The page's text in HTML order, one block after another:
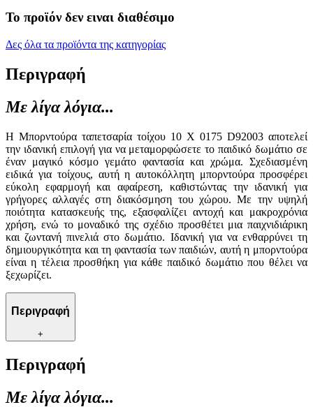
Το προϊόν δεν ειναι διαθέσιμο
Δες όλα τα προϊόντα της κατηγορίας
Περιγραφή
Με λίγα λόγια...
Η Μπορντούρα ταπετσαρία τοίχου 10 Χ 0175 D92003 αποτελεί
την ιδανική επιλογή για να μεταμορφώσετε το παιδικό δωμάτιο σε
έναν μαγικό κόσμο γεμάτο φαντασία και χρώμα. Σχεδιασμένη
ειδικά για τοίχους, αυτή η αυτοκόλλητη μπορντούρα προσφέρει
εύκολη εφαρμογή και αφαίρεση, καθιστώντας την ιδανική για
γρήγορες αλλαγές στη διακόσμηση του χώρου. Με την υψηλή
ποιότητα κατασκευής της, εξασφαλίζει αντοχή και μακροχρόνια
χρήση, ενώ το μοναδικό της σχέδιο προσθέτει μια παιχνιδιάρικη
και ζωντανή πινελιά στο δωμάτιο. Ιδανική για να ενθαρρύνει τη
δημιουργικότητα και τη φαντασία των παιδιών, αυτή η μπορντούρα
είναι η τέλεια προσθήκη για κάθε παιδικό δωμάτιο που θέλει να
ξεχωρίζει.
Περιγραφή
+
Περιγραφή
Με λίγα λόγια...